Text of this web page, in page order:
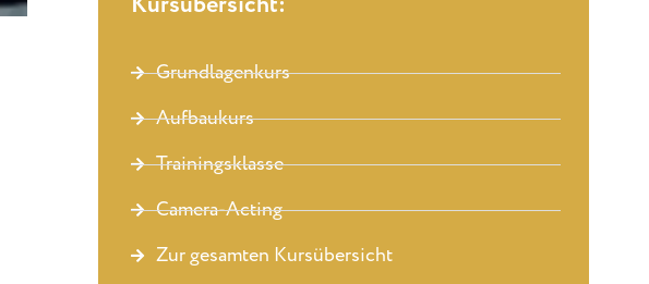
Grundlagenkurs
Aufbaukurs
Trainingsklasse
Camera-Acting
Zur gesamten Kursübersicht